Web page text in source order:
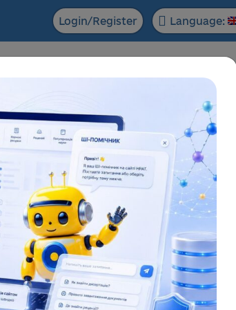
Login/Register Language:
The NRAT database:
for obtaining scientific
degrees and abstracts
181 945
number
173 174
Full text
of science Scientific data